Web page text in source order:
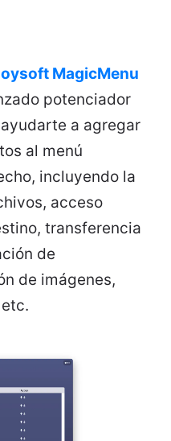
MagicMenu
potenciador
a agregar
al menú
incluyendo la
acceso
transferencia
de
de imágenes,